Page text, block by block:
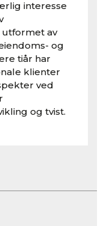
interesse
av
og
tiår har
klienter
ved
og tvist.